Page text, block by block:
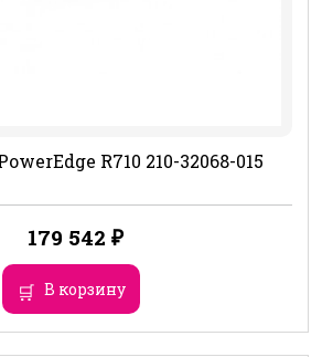
R710 210-32068-015
179 542 ₽
В корзину